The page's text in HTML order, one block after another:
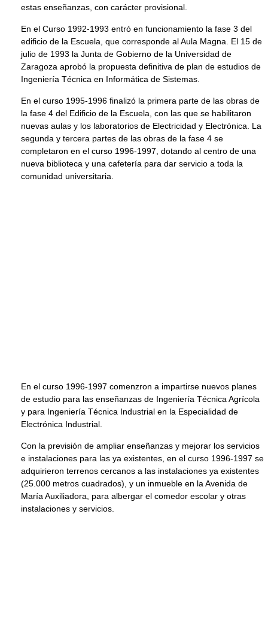
estas enseñanzas, con carácter provisional.
En el Curso 1992-1993 entró en funcionamiento la fase 3 del
edificio de la Escuela, que corresponde al Aula Magna. El 15 de
julio de 1993 la Junta de Gobierno de la Universidad de
Zaragoza aprobó la propuesta definitiva de plan de estudios de
Ingeniería Técnica en Informática de Sistemas.
En el curso 1995-1996 finalizó la primera parte de las obras de
la fase 4 del Edificio de la Escuela, con las que se habilitaron
nuevas aulas y los laboratorios de Electricidad y Electrónica. La
segunda y tercera partes de las obras de la fase 4 se
completaron en el curso 1996-1997, dotando al centro de una
nueva biblioteca y una cafetería para dar servicio a toda la
comunidad universitaria.
En el curso 1996-1997 comenzron a impartirse nuevos planes
de estudio para las enseñanzas de Ingeniería Técnica Agrícola
y para Ingeniería Técnica Industrial en la Especialidad de
Electrónica Industrial.
Con la previsión de ampliar enseñanzas y mejorar los servicios
e instalaciones para las ya existentes, en el curso 1996-1997 se
adquirieron terrenos cercanos a las instalaciones ya existentes
(25.000 metros cuadrados), y un inmueble en la Avenida de
María Auxiliadora, para albergar el comedor escolar y otras
instalaciones y servicios.